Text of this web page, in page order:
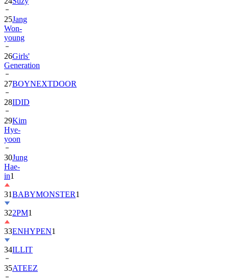
25Jang
Won-
young
26Girls'
Generation
27BOYNEXTDOOR
28IDID
29Kim
Hye-
yoon
30Jung
Hae-
in1
31BABYMONSTER1
322PM1
33ENHYPEN1
34ILLIT
35ATEEZ